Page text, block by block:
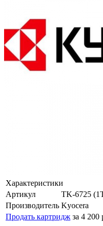
Характеристики
Артикул
TK-6725
Производитель Kyocera
Продать картридж за 4 200